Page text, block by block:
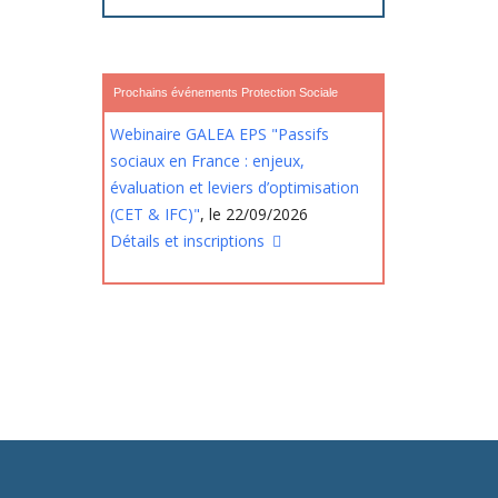
Prochains événements Protection Sociale
Webinaire GALEA EPS "Passifs
sociaux en France : enjeux,
évaluation et leviers d’optimisation
(CET & IFC)", le 22/09/2026
Détails et inscriptions